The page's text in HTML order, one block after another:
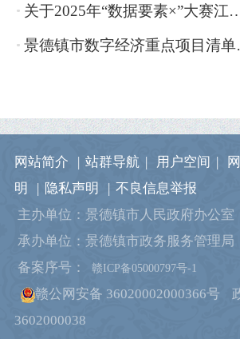
关于2025年“数据要素×”大赛江西分
景德镇
网站简介 | 站群导航 | 用户空间 |
明
| 隐私声明 | 不良信息举报
主办单位：景德镇市人民政府办公室
承办单位：景德镇市政务服务管理局
备案序号：
赣ICP备05000797号-1
赣公网安备 36020002000366号
3602000038